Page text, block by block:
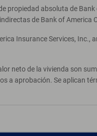
propiedad absoluta de
de Bank of America
Insurance Services,
neto de la vivienda son
aprobación. Se aplican